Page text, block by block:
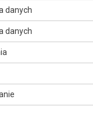
danych
danych